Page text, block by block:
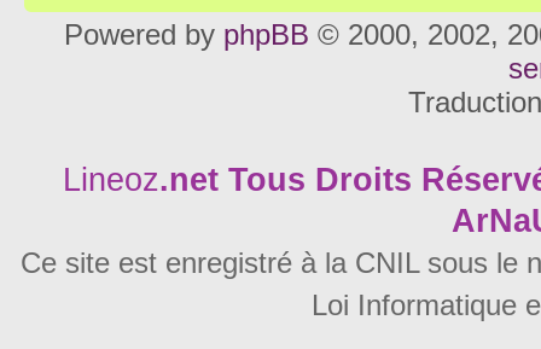
Powered by phpBB © 2000, 2002,
Lineoz.net Tous Droits
Ce site est enregistré à la CNIL sous le
Loi Informatique